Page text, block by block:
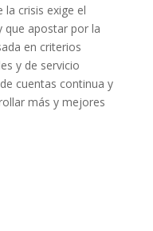
la crisis exige el
que apostar por la
en criterios
y de servicio
cuentas continua y
más y mejores